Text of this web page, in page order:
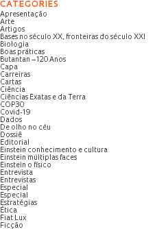
CATEGORIES
Apresentação
Arte
Artigos
Bases no século XX, fronteiras do século XXI
Biologia
Boas práticas
Butantan – 120 Anos
Capa
Carreiras
Cartas
Ciência
Ciências Exatas e da Terra
COP30
Covid-19
Dados
De olho no céu
Dossiê
Editorial
Einstein conhecimento e cultura
Einstein múltiplas faces
Einstein o físico
Entrevista
Entrevistas
Especial
Especial
Estratégias
Ética
Fiat Lux
Ficção